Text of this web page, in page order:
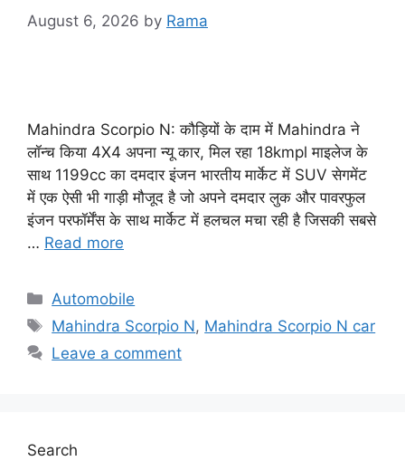
August 6, 2026 by Rama
Mahindra Scorpio N: कौड़ियों के दाम में Mahindra ने
लॉन्च किया 4X4 अपना न्यू कार, मिल रहा 18kmpl माइलेज के
साथ 1199cc का दमदार इंजन भारतीय मार्केट में SUV सेगमेंट
में एक ऐसी भी गाड़ी मौजूद है जो अपने दमदार लुक और पावरफुल
इंजन परफॉर्मेंस के साथ मार्केट में हलचल मचा रही है जिसकी सबसे
… Read more
Categories
Automobile
Tags
Mahindra Scorpio N, Mahindra Scorpio N car
Leave a comment
Search